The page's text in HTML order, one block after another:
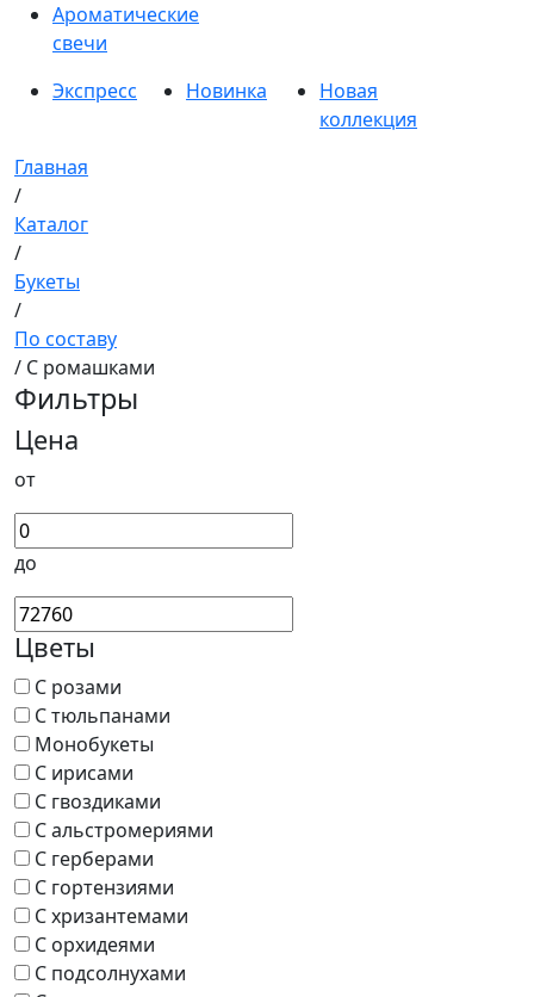
Ароматические
свечи
Экспресс
Новинка
Новая
коллекция
Главная
/
Каталог
/
Букеты
/
По составу
/ С ромашками
Фильтры
Цена
от
до
Цветы
С розами
С тюльпанами
Монобукеты
С ирисами
С гвоздиками
С альстромериями
С герберами
С гортензиями
С хризантемами
С орхидеями
С подсолнухами